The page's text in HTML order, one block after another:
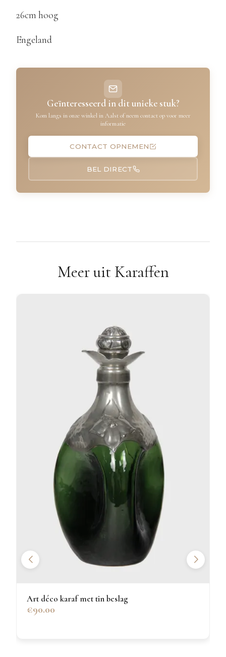
26cm hoog
Engeland
Geïnteresseerd in dit unieke stuk?
Kom langs in onze winkel in Aalst of neem contact op voor meer
informatie
CONTACT OPNEMEN
BEL DIRECT
Meer uit Karaffen
Art déco karaf met tin beslag
€90.00